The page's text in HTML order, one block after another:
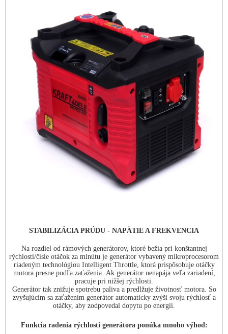
STABILIZÁCIA PRÚDU - NAPÄTIE A FREKVENCIA
Na rozdiel od rámových generátorov, ktoré bežia pri konštantnej
rýchlosti/čísle otáčok za minútu je generátor vybavený mikroprocesorom
riadeným technológiou Intelligent Throttle, ktorá prispôsobuje otáčky
motora presne podľa zaťaženia. Ak generátor nenapája veľa zariadení,
pracuje pri nižšej rýchlosti.
Generátor tak znižuje spotrebu paliva a predlžuje životnosť motora. So
zvyšujúcim sa zaťažením generátor automaticky zvýši svoju rýchlosť a
otáčky, aby zodpovedal dopytu po energii.
Funkcia radenia rýchlosti generátora ponúka mnoho výhod: